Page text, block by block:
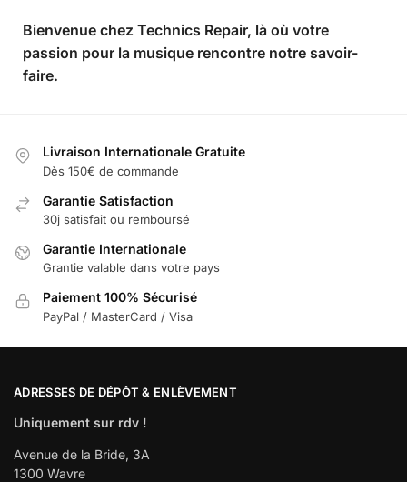
Bienvenue chez Technics Repair, là où votre
passion pour la musique rencontre notre savoir-
faire.
Livraison Internationale Gratuite
Dès 150€ de commande
Garantie Satisfaction
30j satisfait ou remboursé
Garantie Internationale
Grantie valable dans votre pays
Paiement 100% Sécurisé
PayPal / MasterCard / Visa
ADRESSES DE DÉPÔT & ENLÈVEMENT
Uniquement sur rdv !
Avenue de la Bride, 3A
1300 Wavre